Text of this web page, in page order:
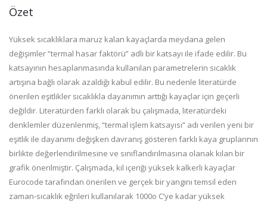
Özet
Yüksek sıcaklıklara maruz kalan kayaçlarda meydana gelen
değişimler “termal hasar faktörü” adlı bir katsayı ile ifade edilir. Bu
katsayının hesaplanmasında kullanılan parametrelerin sıcaklık
artışına bağlı olarak azaldığı kabul edilir. Bu nedenle literatürde
önerilen eşitlikler sıcaklıkla dayanımın arttığı kayaçlar için geçerli
değildir. Literatürden farklı olarak bu çalışmada, literatürdeki
denklemler düzenlenmiş, “termal işlem katsayısı” adı verilen yeni bir
eşitlik ile dayanımı değişken davranış gösteren farklı kaya gruplarının
birlikte değerlendirilmesine ve sınıflandırılmasına olanak kılan bir
grafik önerilmiştir. Çalışmada, kil içeriği yüksek kalkerli kayaçlar
Eurocode tarafından önerilen ve gerçek bir yangını temsil eden
zaman-sıcaklık eğrileri kullanılarak 1000o C’ye kadar yüksek